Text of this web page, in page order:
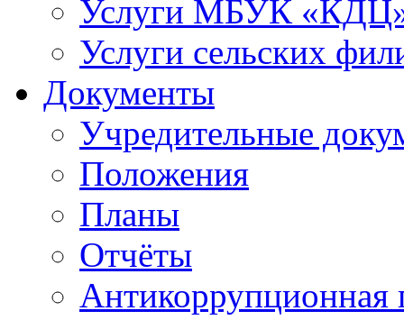
Услуги МБУК
Услуги сельских
Документы
Учредительные
Положения
Планы
Отчёты
Антикоррупционная